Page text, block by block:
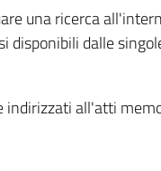
una ricerca
disponibili dalle
indirizzati all'atti